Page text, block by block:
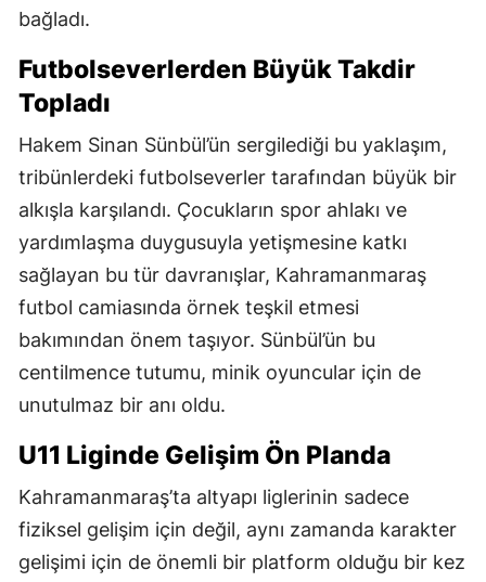
bağladı.
Futbolseverlerden Büyük Takdir
Topladı
Hakem Sinan Sünbül’ün sergilediği bu yaklaşım,
tribünlerdeki futbolseverler tarafından büyük bir
alkışla karşılandı. Çocukların spor ahlakı ve
yardımlaşma duygusuyla yetişmesine katkı
sağlayan bu tür davranışlar, Kahramanmaraş
futbol camiasında örnek teşkil etmesi
bakımından önem taşıyor. Sünbül’ün bu
centilmence tutumu, minik oyuncular için de
unutulmaz bir anı oldu.
U11 Liginde Gelişim Ön Planda
Kahramanmaraş’ta altyapı liglerinin sadece
fiziksel gelişim için değil, aynı zamanda karakter
gelişimi için de önemli bir platform olduğu bir kez